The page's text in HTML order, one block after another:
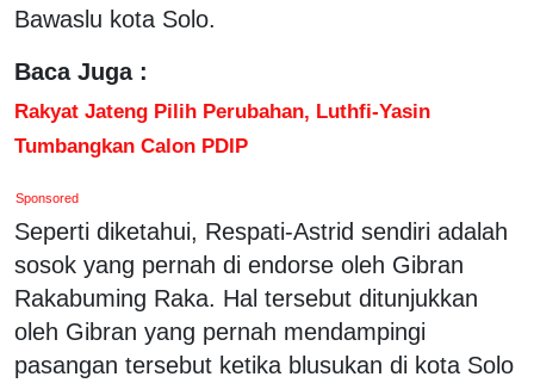
Bawaslu kota Solo.
Baca Juga :
Rakyat Jateng Pilih Perubahan, Luthfi-Yasin
Tumbangkan Calon PDIP
Sponsored
Seperti diketahui, Respati-Astrid sendiri adalah
sosok yang pernah di endorse oleh Gibran
Rakabuming Raka. Hal tersebut ditunjukkan
oleh Gibran yang pernah mendampingi
pasangan tersebut ketika blusukan di kota Solo